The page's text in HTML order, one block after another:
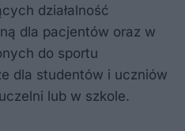
działalność
dla pacjentów oraz w
do sportu
dla studentów i uczniów
lub w szkole.